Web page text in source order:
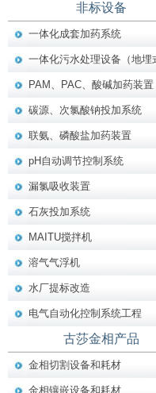
非标设备
一体化成套加药系统
一体化污水处理设备（地埋
PAM、PAC、酸碱加药装置
碳源、次氯酸钠投加系统
联氨、磷酸盐加药装置
pH自动调节控制系统
漏氯吸收装置
石灰投加系统
MAITU搅拌机
溶气气浮机
水厂提标改造
电气自动化控制系统工程
古莎金相产品
金相切割设备和耗材
金相镶嵌设备和耗材